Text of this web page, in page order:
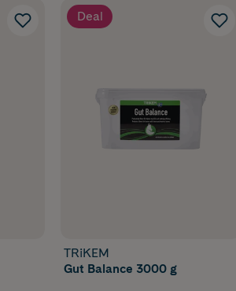
Deal
TRiKEM
Gut Balance 3000 g